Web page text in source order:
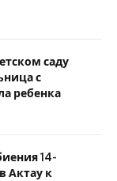
саду
с
ребенка
14-
Актау к